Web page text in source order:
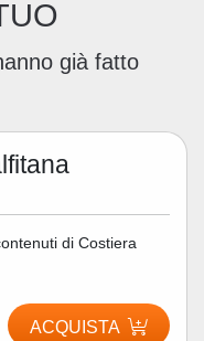
già fatto
di Costiera
ACQUISTA